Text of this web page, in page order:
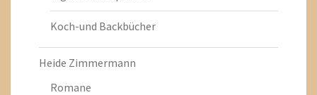
Koch-und Backbücher
Heide Zimmermann
Romane